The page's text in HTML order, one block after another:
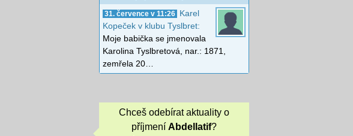
31. července v 11:26
Karel
Kopeček v klubu Tyslbret:
Moje babička se jmenovala
Karolina Tyslbretová, nar.: 1871,
zemřela 20…
Chceš odebírat aktuality o
příjmení Abdellatif?